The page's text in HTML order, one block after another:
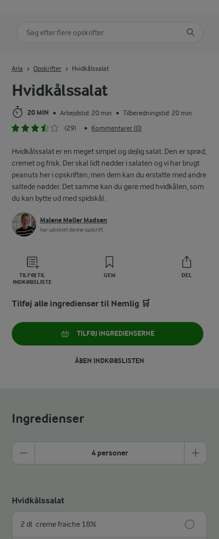
Hvidkålssalat
20 MIN • Arbejdstid: 20 min • Tilberedningstid: 20 min
(29)
• Kommentarer (0)
Hvidkålssalat er en meget simpel og dejlig salat. Den er sprød,
cremet og frisk. Der skal lidt nødder i salaten og vi har brugt
peanuts her i opskriften, men dem kan du erstatte med andre
saltede nødder. Det samme kan du gøre med hvidkålen, som
du kan bytte ud med spidskål.
Malene Møller Madsen
har udviklet denne opskrift
TILFØJ TIL
INDKØBSLISTE
GEM DEL
Arla Opskrifter Hvidkålssalat
Tilføj alle ingredienser til Nemlig 🛒
TILFØJ INGREDIENSERNE
ÅBEN INDKØBSLISTEN
Ingredienser
4 personer
Hvidkålssalat
2 dl creme fraiche 18%
Søg på kategori